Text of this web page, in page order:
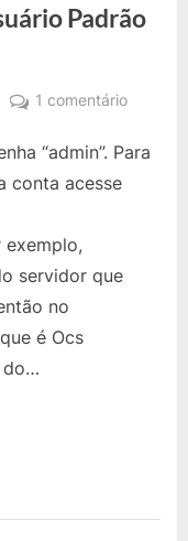
Padrão
1 comentárioem
“admin”. Para
conta acesse
servidor que
no
é Ocs
do…